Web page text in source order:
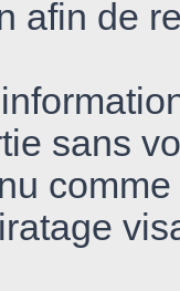
afin de
sans